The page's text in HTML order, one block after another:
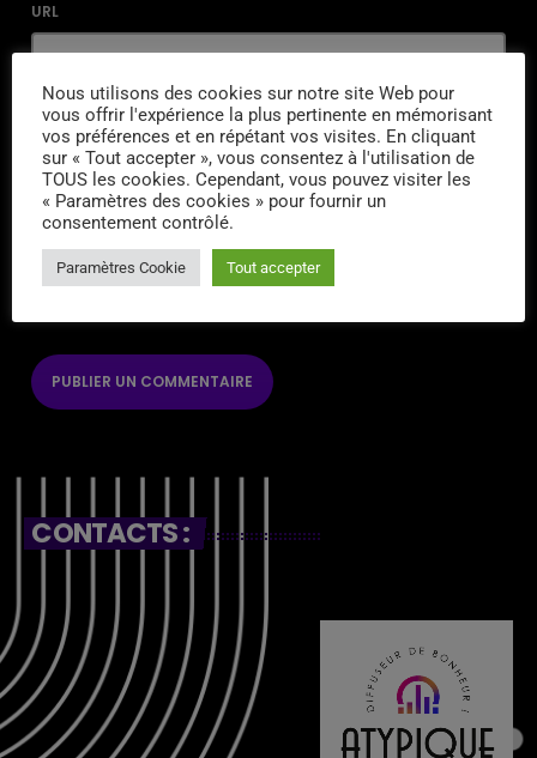
URL
ENREGISTRER MON NOM, MON E-MAIL ET MON SITE DANS LE
NAVIGATEUR POUR MON PROCHAIN COMMENTAIRE.
SAISISSEZ VOTRE RÉPONSE EN CHIFFRES
9 + dix-huit =
CONTACTS :
Nous utilisons des cookies sur notre site Web pour
vous offrir l'expérience la plus pertinente en mémorisant
vos préférences et en répétant vos visites. En cliquant
sur « Tout accepter », vous consentez à l'utilisation de
TOUS les cookies. Cependant, vous pouvez visiter les
« Paramètres des cookies » pour fournir un
consentement contrôlé.
Paramètres Cookie Tout accepter